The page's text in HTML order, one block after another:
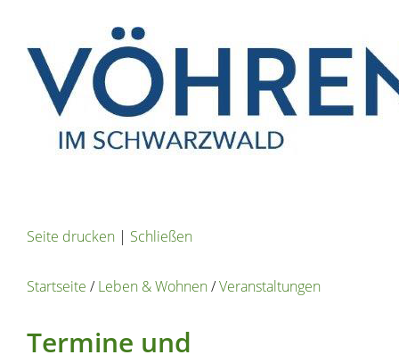
Seite drucken | Schließen
Startseite /Leben & Wohnen/Veranstaltungen
Termine und